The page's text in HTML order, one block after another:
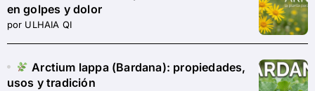
en golpes y dolor
por ULHAIA QI
Arctium lappa (Bardana): propiedades,
usos y tradición